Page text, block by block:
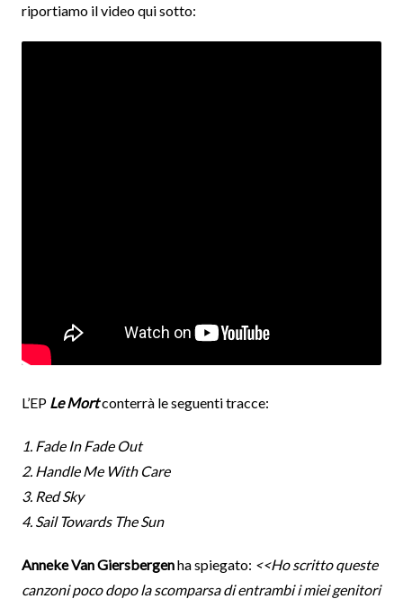
riportiamo il video qui sotto:
L’EP Le Mortconterrà le seguenti tracce:
1. Fade In Fade Out
2. Handle Me With Care
3. Red Sky
4. Sail Towards The Sun
Anneke Van Giersbergenha spiegato: <<Ho scritto queste
canzoni poco dopo la scomparsa di entrambi i miei genitori